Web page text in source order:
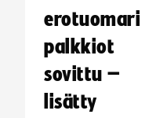
erotuomari
palkkiot
sovittu –
lisätty